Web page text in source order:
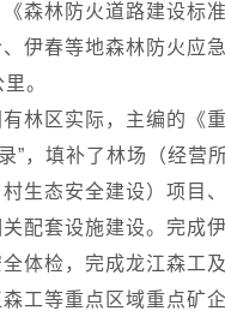
森林防火道路建设标
伊春等地森林防火应
。
林区实际，主编的《
”，填补了林场（经营
生态安全建设）项目
配套设施建设。完成
体检，完成龙江森工
工等重点区域重点矿